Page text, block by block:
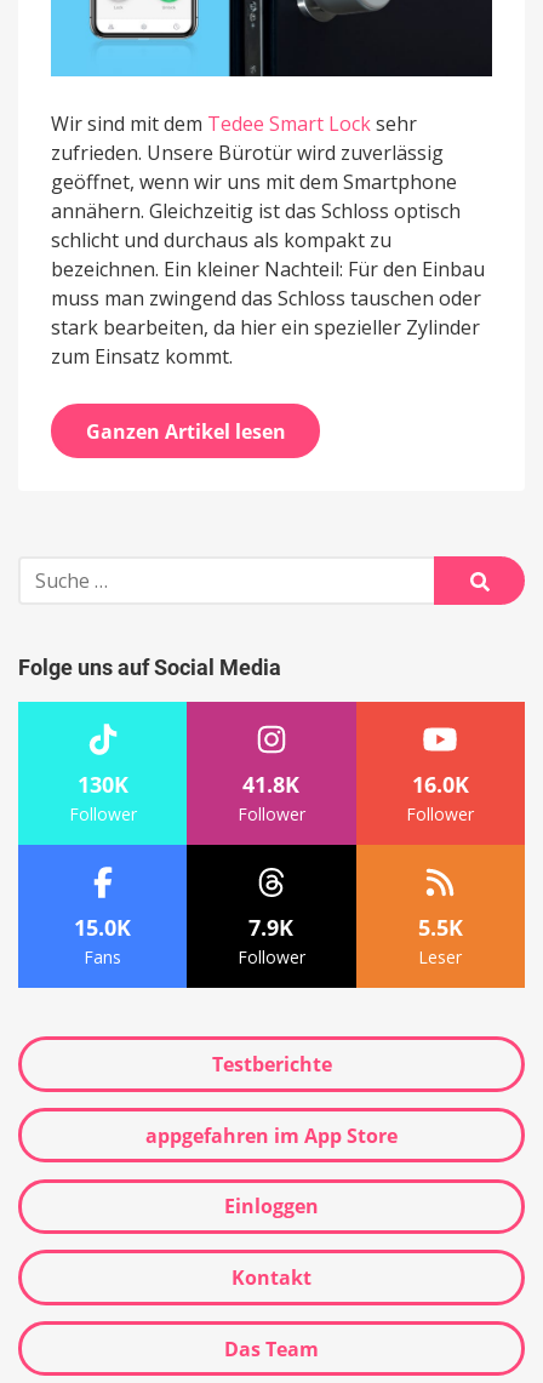
Wir sind mit dem Tedee Smart Locksehr
zufrieden. Unsere Bürotür wird zuverlässig
geöffnet, wenn wir uns mit dem Smartphone
annähern. Gleichzeitig ist das Schloss optisch
schlicht und durchaus als kompakt zu
bezeichnen. Ein kleiner Nachteil: Für den Einbau
muss man zwingend das Schloss tauschen oder
stark bearbeiten, da hier ein spezieller Zylinder
zum Einsatz kommt.
Ganzen Artikel lesen
Suche
nach:
Suche
Folge uns auf Social Media
130K
Follower
41.8K
Follower
16.0K
Follower
15.0K
Fans
7.9K
Follower
5.5K
Leser
Testberichte
appgefahren im App Store
Einloggen
Kontakt
Das Team